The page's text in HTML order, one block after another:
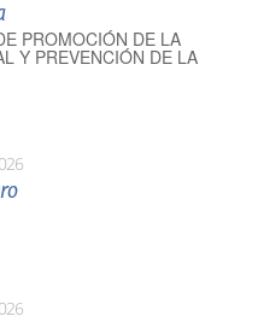
PROMOCIÓN DE LA
Y PREVENCIÓN DE LA